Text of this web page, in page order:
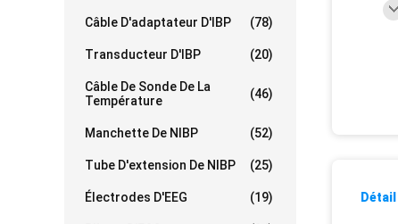
Câble D'adaptateur D'IBP (78)
Transducteur D'IBP (20)
Câble De Sonde De La
Température
(46)
Manchette De NIBP (52)
Tube D'extension De NIBP (25)
Électrodes D'EEG (19)